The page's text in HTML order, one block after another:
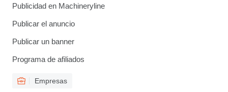
Publicidad en Machineryline
Publicar el anuncio
Publicar un banner
Programa de afiliados
Empresas